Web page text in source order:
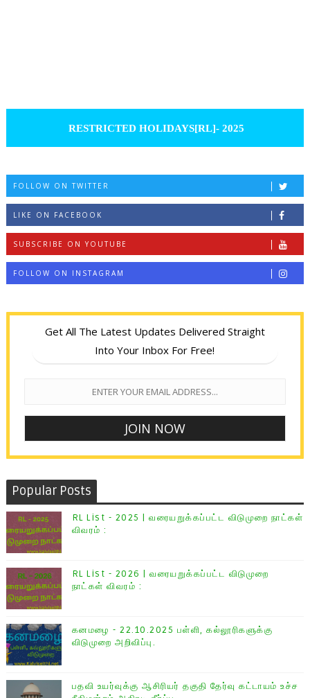
RESTRICTED HOLIDAYS[RL]- 2025
FOLLOW ON TWITTER
LIKE ON FACEBOOK
SUBSCRIBE ON YOUTUBE
FOLLOW ON INSTAGRAM
Get All The Latest Updates Delivered Straight
Into Your Inbox For Free!
Popular Posts
RL List - 2025 | வரையறுக்கப்பட்ட விடுமுறை நாட்கள்
விவரம் :
RL List - 2026 | வரையறுக்கப்பட்ட விடுமுறை
நாட்கள் விவரம் :
கனமழை - 22.10.2025 பள்ளி, கல்லூரிகளுக்கு
விடுமுறை அறிவிப்பு.
பதவி உயர்வுக்கு ஆசிரியர் தகுதி தேர்வு கட்டாயம் உச்ச